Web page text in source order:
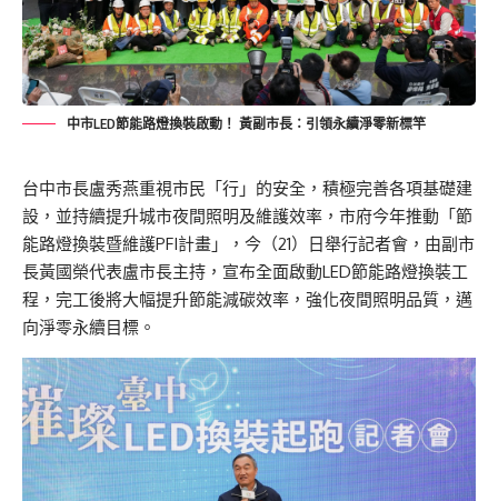
中市LED節能路燈換裝啟動！ 黃副市長：引領永續淨零新標竿
台中市長盧秀燕重視市民「行」的安全，積極完善各項基礎建
設，並持續提升城市夜間照明及維護效率，市府今年推動「節
能路燈換裝暨維護PFI計畫」，今（21）日舉行記者會，由副市
長黃國榮代表盧市長主持，宣布全面啟動LED節能路燈換裝工
程，完工後將大幅提升節能減碳效率，強化夜間照明品質，邁
向淨零永續目標。